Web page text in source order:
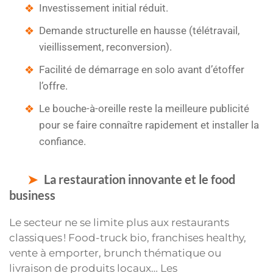
Investissement initial réduit.
Demande structurelle en hausse (télétravail,
vieillissement, reconversion).
Facilité de démarrage en solo avant d’étoffer
l’offre.
Le bouche-à-oreille reste la meilleure publicité
pour se faire connaître rapidement et installer la
confiance.
La restauration innovante et le food
business
Le secteur ne se limite plus aux restaurants
classiques ! Food-truck bio, franchises healthy,
vente à emporter, brunch thématique ou
livraison de produits locaux… Les